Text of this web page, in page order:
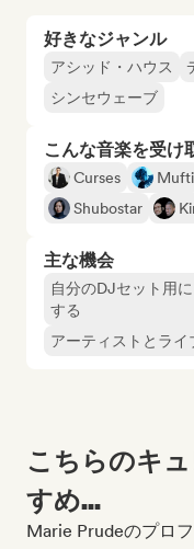
好きなジャンル
アシッド・ハウス
シンセウェーブ
こんな音楽を受け
Curses Mufti
Shubostar
主な機会
自分のDJセット用
する
アーティストとラ
こちらのキ
すめ...
Marie Prudeのプロ